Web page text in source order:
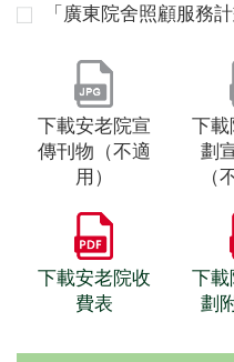
「廣東院舍照顧服務
下載安老院宣
傳刊物（不適
用）
下載
劃
（
下載安老院收
費表
下載
劃